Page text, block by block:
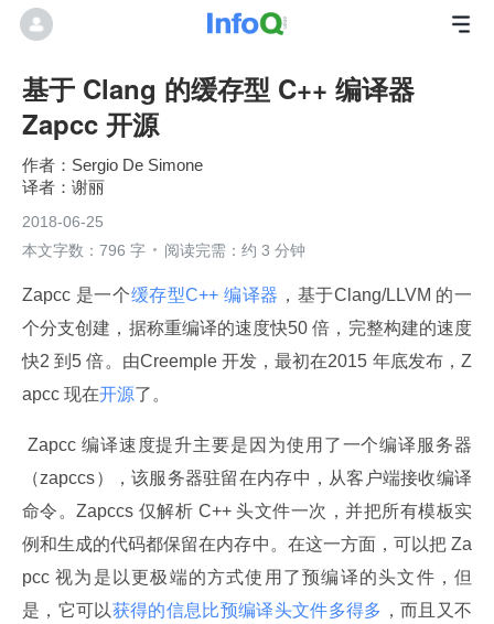
基于 Clang 的缓存型 C++ 编译器
Zapcc 开源
Sergio De Simone
谢丽
2018-06-25
本文字数：796 字
阅读完需：约 3 分钟
Zapcc 是一个缓存型C++ 编译器 ，基于Clang/LLVM 的一
个分支创建，据称重编译的速度快50 倍，完整构建的速度
快2 到5 倍。由Creemple 开发，最初在2015 年底发布，Z
apcc 现在开源了。
（zapccs），该服务器驻留在内存中，从客户端接收编译
命令。Zapccs 仅解析 C++ 头文件一次，并把所有模板实
例和生成的代码都保留在内存中。在这一方面，可以把 Za
pcc 视为是以更极端的方式使用了预编译的头文件，但
是，它可以获得的信息比预编译头文件多得多 ，而且又不